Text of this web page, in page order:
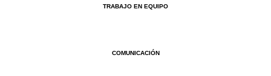
TRABAJO EN EQUIPO
COMUNICACIÓN